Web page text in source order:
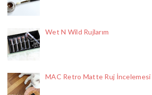
Wet N Wild Rujlarım
MAC Retro Matte Ruj